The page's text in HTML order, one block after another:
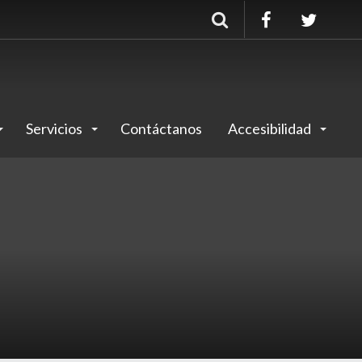
Servicios Contáctanos Accesibilidad